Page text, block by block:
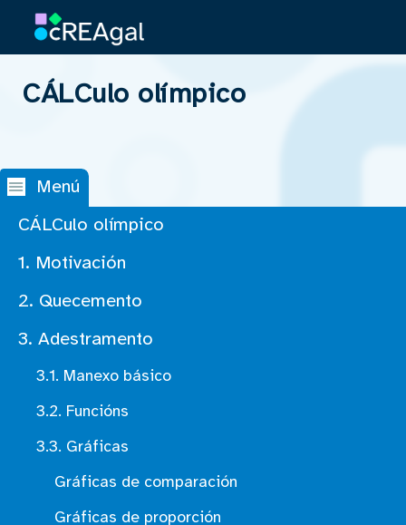
Saltar navegación
CÁLCulo olímpico
Menú
CÁLCulo olímpico
1. Motivación
2. Quecemento
3. Adestramento
3.1. Manexo básico
3.2. Funcións
3.3. Gráficas
Gráficas de comparación
Gráficas de proporción